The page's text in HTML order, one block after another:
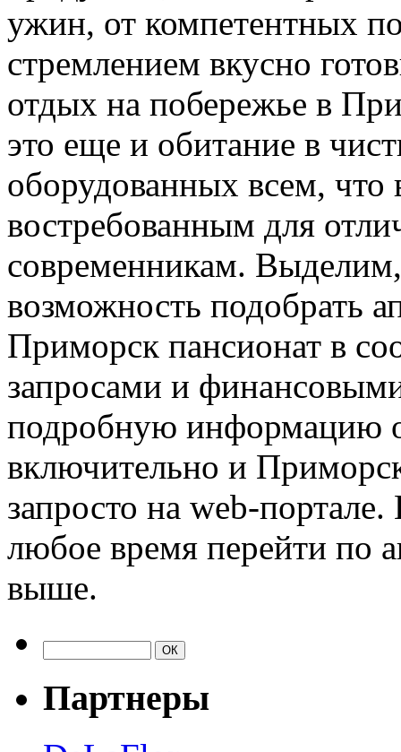
ужин, от компетентных
стремлением вкусно
отдых на побережье в
это еще и обитание в
оборудованных всем,
востребованным для
современникам.
возможность подобрать
Приморск пансионат в
запросами и
подробную информацию о
включительно и
запросто на web-
любое время перейти по
выше.
Партнеры